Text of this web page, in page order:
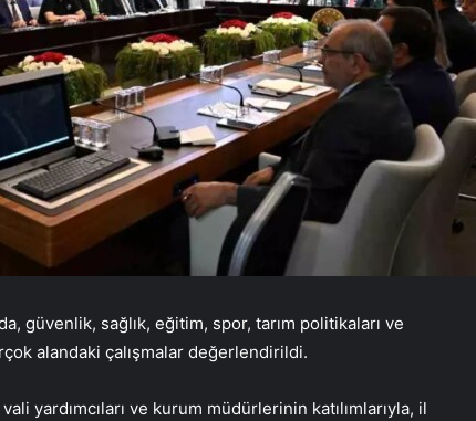
güvenlik, sağlık, eğitim, spor, tarım politikaları ve
alandaki çalışmalar değerlendirildi.
yardımcıları ve kurum müdürlerinin katılımlarıyla, il